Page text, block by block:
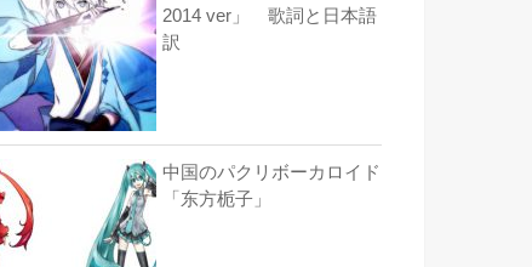
2014 ver」 歌詞と日本語
訳
中国のパクリボーカロイド
「东方栀子」